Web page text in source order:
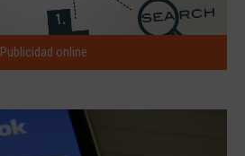
Publicidad online